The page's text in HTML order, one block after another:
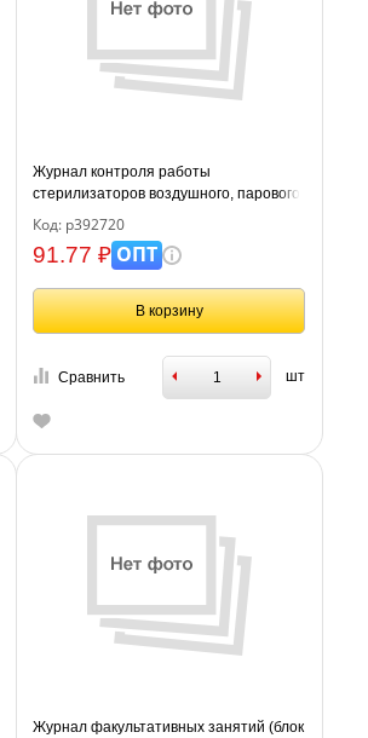
Журнал контроля работы
стерилизаторов воздушного, парового
(автоклава), (форма 257/у) 24 стр., блок
писчая бумага
Код: р392720
91.77 ₽ОПТ
В корзину
Сравнить шт
Журнал факультативных занятий (блок